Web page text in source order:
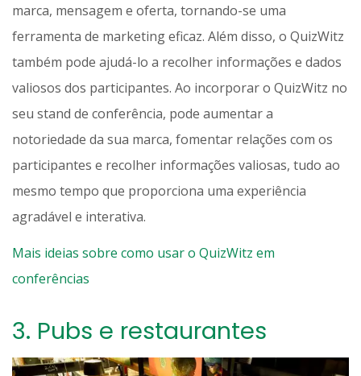
marca, mensagem e oferta, tornando-se uma
ferramenta de marketing eficaz. Além disso, o QuizWitz
também pode ajudá-lo a recolher informações e dados
valiosos dos participantes. Ao incorporar o QuizWitz no
seu stand de conferência, pode aumentar a
notoriedade da sua marca, fomentar relações com os
participantes e recolher informações valiosas, tudo ao
mesmo tempo que proporciona uma experiência
agradável e interativa.
Mais ideias sobre como usar o QuizWitz em
conferências
3. Pubs e restaurantes